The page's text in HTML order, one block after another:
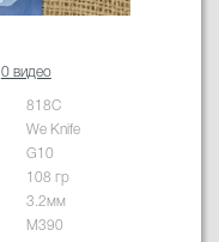
0 видео
818C
We Knife
G10
108 гр
3.2мм
M390